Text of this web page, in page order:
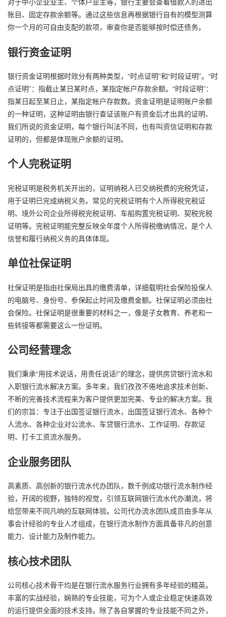
账目、固定存款余额等。通过这些信息再根据银行自有的模型测算
你一个月的可自由支配的款项，审查你是否能够按时偿还债务。
银行资金证明
银行资金证明根据时效分有两种类型，“时点证明”和“时段证明”。“时
点证明”：指截止某日某时点，某指定帐户存款余额。“时段证明”：
指某日起至某日止，某指定帐户存款数。资金证明是证明账户余额
的一种证明，这种证明由银行查证该账户有资金后才出具的证明、
我们所说的资金证明，每个银行叫法不同，也有叫资信证明和存款
证明的，但都是体现账户余额的证明。
个人完税证明
完税证明是税务机关开出的，证明纳税人已交纳税费的完税凭证，
用于证明已完成纳税义务。常见的完税证明有个人所得税完税证
明、境外公司企业所得税完税证明、车船购置完税证明、契税完税
证明等。完税证明能完整反映全年度个人所得税缴纳情况，是个人
信誉和履行纳税义务的具体体现。
单位社保证明
社保证明是指由社保局出具的缴费清单，详细载明社会保险投保人
的电脑号、身份号、参保起止时间及缴费金额。社保证明必须由社
会保险。社保证明是很重要的材料之一，像是子女教育、养老和一
些转接等都需要这么一份证明。
公司经营理念
我们秉承“用技术说话，用责任说话!”的理念，提供房贷银行流水和
入职银行流水解决方案。多年来，我们孜孜不倦地追求技术创新、
不断的完善技术流程来为客户提供更加完美、专业的解决方案。我
们的宗旨：专注于出国签证银行流水，出国签证银行流水、各种个
人流水、各种企业对公流水、车贷银行流水、工作证明、存款证
明、打卡工资流水服务。
企业服务团队
高素质、高创新的银行流水代办团队，数千例成功银行流水制作经
验，开阔的视野，独特的视觉，引领互联网银行流水代办潮流，将
给您带来不同凡响的互联网体验。公司代办流水团队成员由多年从
事会计经验的专业人才组成，在银行流水制作方面具备非凡的创意
能力、设计能力及制作能力。
核心技术团队
公司核心技术骨干均是在银行流水服务行业拥有多年经验的精英。
丰富的实战经验，娴熟的专业技能，可为个人或企业稳定快速高效
的运行提供全面的技术支持。除了各自掌握的专业技能不同之外，